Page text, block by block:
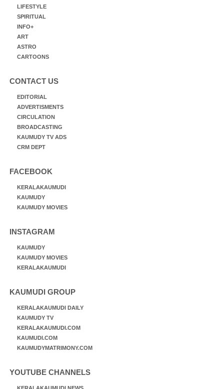
LIFESTYLE
SPIRITUAL
INFO+
ART
ASTRO
CARTOONS
CONTACT US
EDITORIAL
ADVERTISMENTS
CIRCULATION
BROADCASTING
KAUMUDY TV ADS
CRM DEPT
FACEBOOK
KERALAKAUMUDI
KAUMUDY
KAUMUDY MOVIES
INSTAGRAM
KAUMUDY
KAUMUDY MOVIES
KERALAKAUMUDI
KAUMUDI GROUP
KERALAKAUMUDI DAILY
KAUMUDY TV
KERALAKAUMUDI.COM
KAUMUDI.COM
KAUMUDYMATRIMONY.COM
YOUTUBE CHANNELS